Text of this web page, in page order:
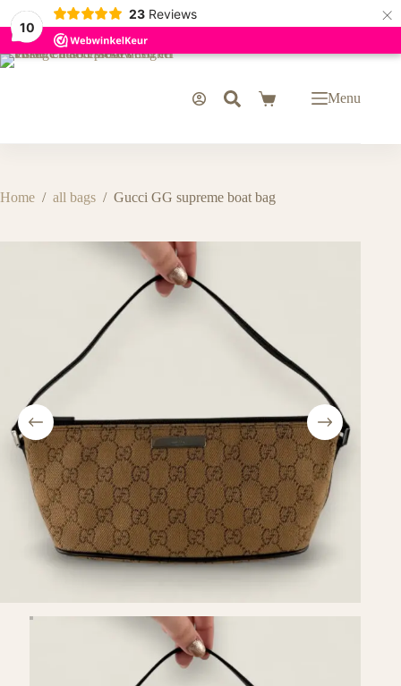
10
23 Reviews ×
Ga
WinkelwagenMenu
Home / all bags / Gucci GG supreme boat bag